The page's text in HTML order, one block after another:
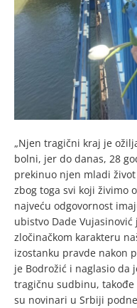
„Njen tragični kraj je
bolni, jer do danas, 28
prekinuo njen mladi
zbog toga svi koji živimo
najveću odgovornost
ubistvo Dade
zločinačkom karakteru
izostanku pravde nakon
je Bodrožić i naglasio da
tragičnu sudbinu, takođe
su novinari u Srbiji